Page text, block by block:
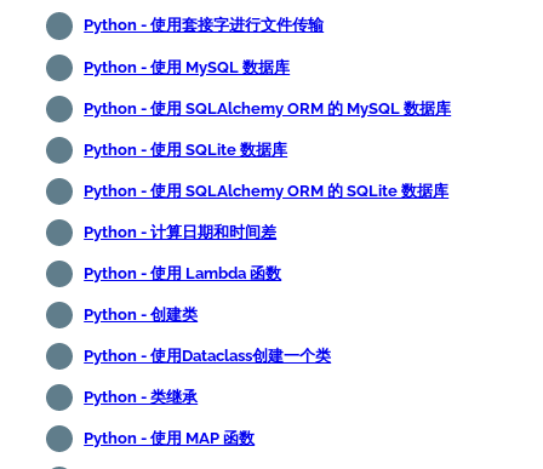
Python - 使用套接字进行文件传输
Python - 使用 MySQL 数据库
Python - 使用 SQLAlchemy ORM 的 MySQL 数据库
Python - 使用 SQLite 数据库
Python - 使用 SQLAlchemy ORM 的 SQLite 数据库
Python - 计算日期和时间差
Python - 使用 Lambda 函数
Python - 创建类
Python - 使用Dataclass创建一个类
Python - 类继承
Python - 使用 MAP 函数